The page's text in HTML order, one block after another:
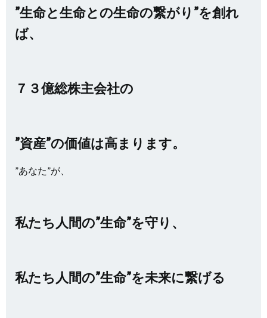
”生命と生命との生命の繋がり”を創れ
ば、
７３億総株主会社の
”資産”の価値は高まります。
”あなた”が、
私たち人間の”生命”を守り、
私たち人間の”生命”を未来に繋げる